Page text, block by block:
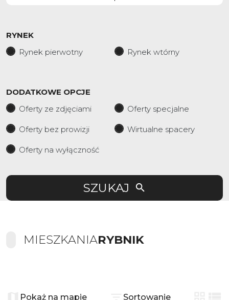
RYNEK
Rynek pierwotny
Rynek wtórny
DODATKOWE OPCJE
Oferty ze zdjęciami
Oferty specjalne
Oferty bez prowizji Wirtualne spacery
Oferty na wyłączność
SZUKAJ
MIESZKANIARYBNIK
Pokaż na mapie Sortowanie